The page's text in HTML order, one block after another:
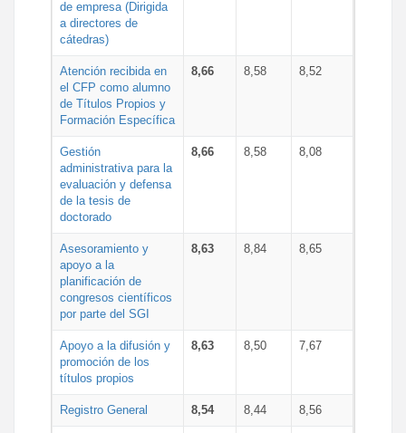
de empresa (Dirigida
a directores de
cátedras)
Atención recibida en
el CFP como alumno
de Títulos Propios y
Formación Específica
8,66 8,58 8,52
Gestión
administrativa para la
evaluación y defensa
de la tesis de
doctorado
8,66 8,58 8,08
Asesoramiento y
apoyo a la
planificación de
congresos científicos
por parte del SGI
8,63 8,84 8,65
Apoyo a la difusión y
promoción de los
títulos propios
8,63 8,50 7,67
Registro General 8,54 8,44 8,56